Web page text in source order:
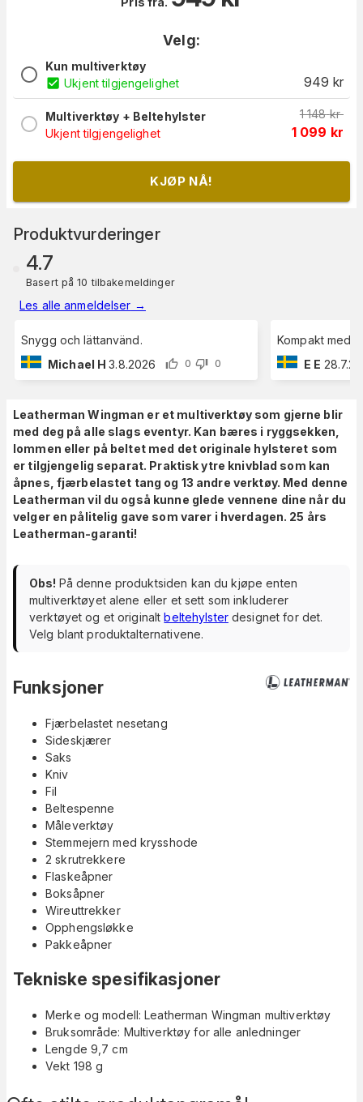
Velg:
Kun multiverktøy
Ukjent tilgjengelighet
949 kr
Multiverktøy + Beltehylster
Ukjent tilgjengelighet
1 148 kr
1 099 kr
KJØP NÅ!
Produktvurderinger
4.7
Basert på 10 tilbakemeldinger
Les alle anmeldelser →
Snygg och lättanvänd.
Michael H 3.8.2026 0 0
Kompakt med
E E
Leatherman Wingman er et multiverktøy som gjerne blir
med deg på alle slags eventyr. Kan bæres i ryggsekken,
lommen eller på beltet med det originale hylsteret som
er tilgjengelig separat. Praktisk ytre knivblad som kan
åpnes, fjærbelastet tang og 13 andre verktøy. Med denne
Leatherman vil du også kunne glede vennene dine når du
velger en pålitelig gave som varer i hverdagen. 25 års
Leatherman-garanti!
Obs! På denne produktsiden kan du kjøpe enten
multiverktøyet alene eller et sett som inkluderer
verktøyet og et originaltbeltehylsterdesignet for det.
Velg blant produktalternativene.
Funksjoner
Fjærbelastet nesetang
Sideskjærer
Saks
Kniv
Fil
Beltespenne
Måleverktøy
Stemmejern med krysshode
2 skrutrekkere
Flaskeåpner
Boksåpner
Wireuttrekker
Opphengsløkke
Pakkeåpner
Tekniske spesifikasjoner
Merke og modell: Leatherman Wingman multiverktøy
Bruksområde: Multiverktøy for alle anledninger
Lengde 9,7 cm
Vekt 198 g